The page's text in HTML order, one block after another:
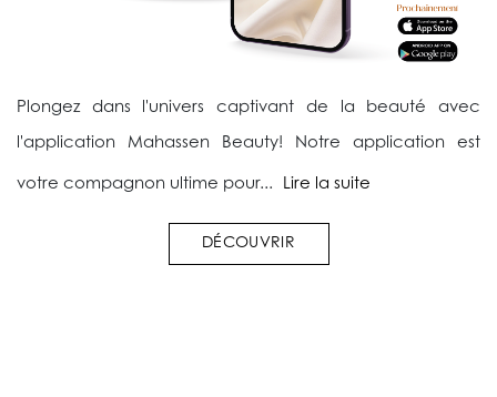
Plongez dans l'univers captivant de la beauté avec
l'application Mahassen Beauty! Notre application est
votre compagnon ultime pour... Lire la suite
DÉCOUVRIR